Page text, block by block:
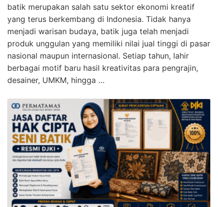
batik merupakan salah satu sektor ekonomi kreatif
yang terus berkembang di Indonesia. Tidak hanya
menjadi warisan budaya, batik juga telah menjadi
produk unggulan yang memiliki nilai jual tinggi di pasar
nasional maupun internasional. Setiap tahun, lahir
berbagai motif baru hasil kreativitas para pengrajin,
desainer, UMKM, hingga …